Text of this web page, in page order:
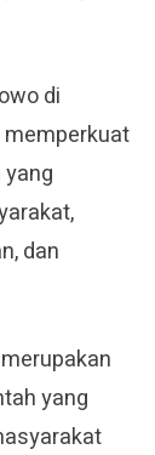
di
dan
yang